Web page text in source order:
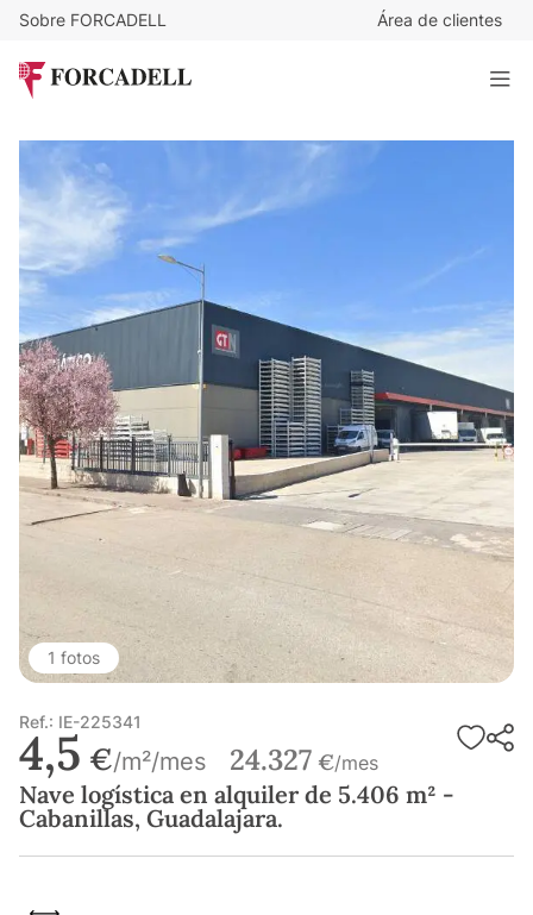
Sobre FORCADELL Área de clientes
Nave logística en alquiler de 5.406 m² - Cabanillas,
Guadalajara.
1 fotos
Ref.: IE-225341
4,5 €/m²/mes 24.327 €/mes
Nave logística en alquiler de 5.406 m² -
Cabanillas, Guadalajara.